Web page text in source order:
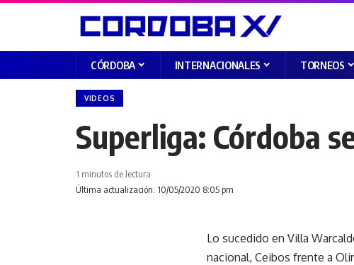
CÓRDOBA INTERNACIONALES TORNEOS
VIDEOS
Superliga: Córdoba
Última actualización: 10/05/2020 8:05 pm
1 minutos de lectura
Lo sucedido en Villa
nacional, Ceibos frente a